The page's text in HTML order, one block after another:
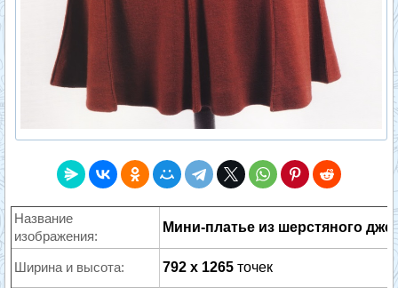
Название
изображения:
Мини-платье из шерстяного
Ширина и высота: 792 x 1265 точек